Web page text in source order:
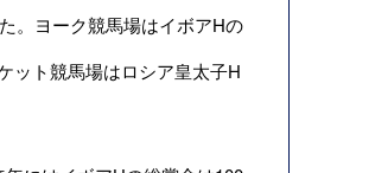
。ヨーク競馬場はイボアHの
ット競馬場はロシア皇太子H